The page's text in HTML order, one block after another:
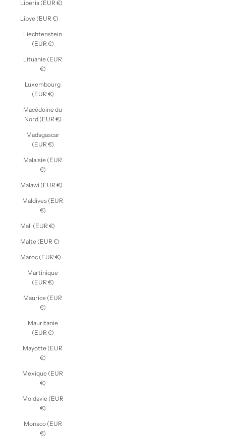
Liberia (EUR €)
Libye (EUR €)
Liechtenstein
(EUR €)
Lituanie (EUR
€)
Luxembourg
(EUR €)
Macédoine du
Nord (EUR €)
Madagascar
(EUR €)
Malaisie (EUR
€)
Malawi (EUR €)
Maldives (EUR
€)
Mali (EUR €)
Malte (EUR €)
Maroc (EUR €)
Martinique
(EUR €)
Maurice (EUR
€)
Mauritanie
(EUR €)
Mayotte (EUR
€)
Mexique (EUR
€)
Moldavie (EUR
€)
Monaco (EUR
€)